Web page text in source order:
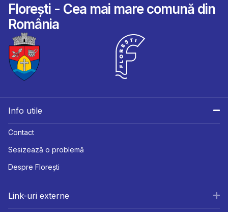
Florești - Cea mai mare comună din
România
Info utile
Contact
Sesizează o problemă
Despre Florești
Link-uri externe